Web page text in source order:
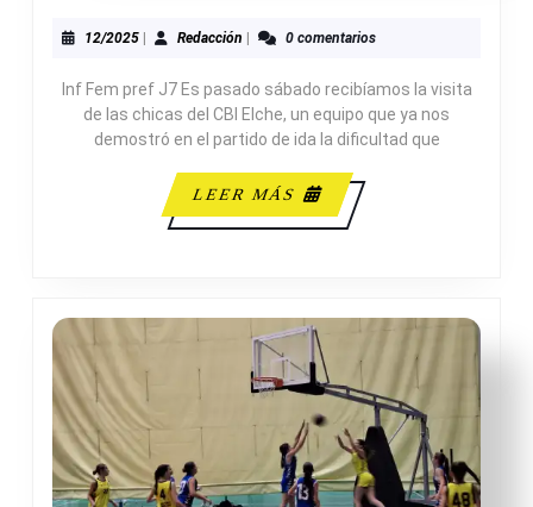
A
47
CBI
ELCHE
12/202512/2025RedacciónRedacción0 comentarios
Inf Fem pref J7 Es pasado sábado recibíamos la visita
de las chicas del CBI Elche, un equipo que ya nos
demostró en el partido de ida la dificultad que
LEER MÁS
LEER
MÁS